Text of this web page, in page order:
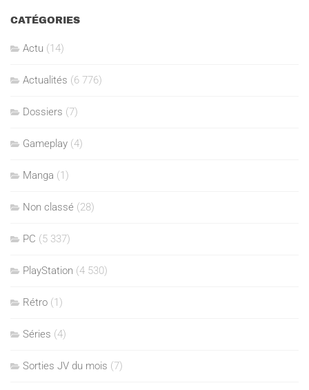
CATÉGORIES
Actu (14)
Actualités (6 776)
Dossiers (7)
Gameplay (4)
Manga (1)
Non classé (28)
PC (5 337)
PlayStation (4 530)
Rétro (1)
Séries (4)
Sorties JV du mois (7)